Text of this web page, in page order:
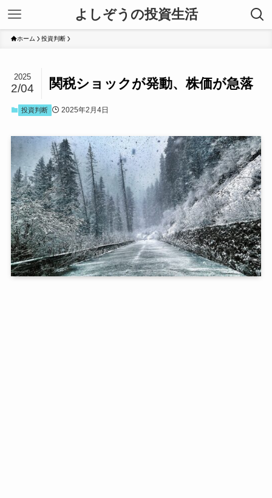
よしぞうの投資生活
ホーム 投資判断
関税ショックが発動、株価が急落
2025
2/04
投資判断 2025年2月4日